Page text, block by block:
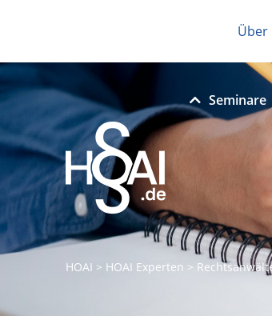
Über
Seminare
HOAI > HOAI Experten >